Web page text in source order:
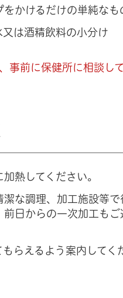
かけるだけの単純なも
は酒精飲料の小分け
前に保健所に相談して
熱してください。
な調理、加工施設等
日からの一次加工も
らえるよう案内してく